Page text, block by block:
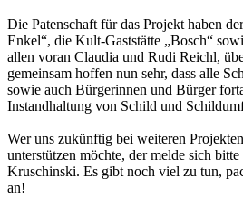
Die Patenschaft für das Projekt haben
Enkel“, die Kult-Gaststätte „Bosch“
allen voran Claudia und Rudi Reichl,
gemeinsam hoffen nun sehr, dass alle
sowie auch Bürgerinnen und Bürger
Instandhaltung von Schild und
Wer uns zukünftig bei weiteren
unterstützen möchte, der melde sich
Kruschinski. Es gibt noch viel zu tun,
an!